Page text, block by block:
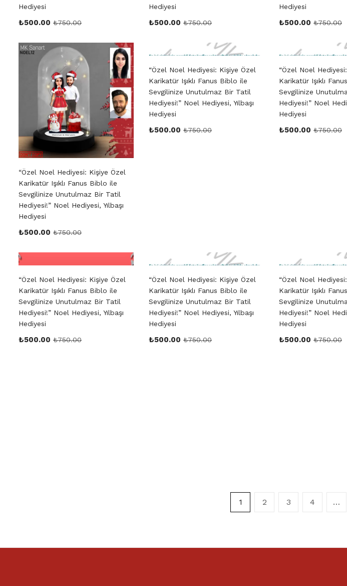
Hediyesi
₺500.00 ₺750.00
Hediyesi
₺500.00 ₺750.00
Hediyesi
₺500.00 ₺750.00
“Özel Noel Hediyesi: Kişiye Özel
Karikatür Işıklı Fanus Biblo ile
Sevgilinize Unutulmaz Bir Tatil
Hediyesi!” Noel Hediyesi, Yılbaşı
Hediyesi
₺500.00 ₺750.00
“Özel Noel Hediyesi: Kişiye Özel
Karikatür Işıklı Fanus Biblo ile
Sevgilinize Unutulmaz Bir Tatil
Hediyesi!” Noel Hediyesi, Yılbaşı
Hediyesi
₺500.00 ₺750.00
“Özel Noel
Karikatür Işıklı
Sevgilinize
Hediyesi!” Noel
Hediyesi
₺500.00 ₺750.00
“Özel Noel Hediyesi: Kişiye Özel
Karikatür Işıklı Fanus Biblo ile
Sevgilinize Unutulmaz Bir Tatil
Hediyesi!” Noel Hediyesi, Yılbaşı
Hediyesi
₺500.00 ₺750.00
“Özel Noel Hediyesi: Kişiye Özel
Karikatür Işıklı Fanus Biblo ile
Sevgilinize Unutulmaz Bir Tatil
Hediyesi!” Noel Hediyesi, Yılbaşı
Hediyesi
₺500.00 ₺750.00
“Özel Noel
Karikatür Işıklı
Sevgilinize
Hediyesi!” Noel
Hediyesi
₺500.00 ₺750.00
1 2 3 4 …